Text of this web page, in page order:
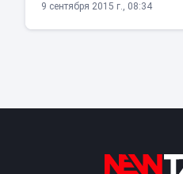
9 сентября 2015 г., 08:34